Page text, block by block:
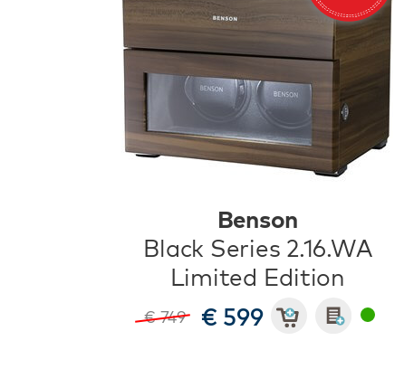
Benson
Black Series 2.16.WA
Limited Edition
€ 749 € 599